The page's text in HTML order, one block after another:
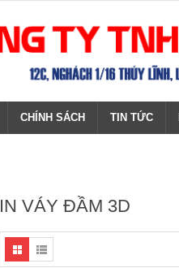
CHÍNH SÁCH TIN TỨC
IN VÁY ĐẦM 3D